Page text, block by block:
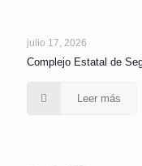
julio 17, 2026
Complejo Estatal de
Leer más